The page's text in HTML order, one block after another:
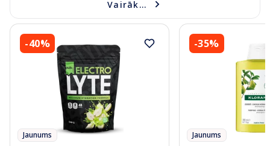
Vairāk...
-40%
Jaunums
-35%
Jaunums